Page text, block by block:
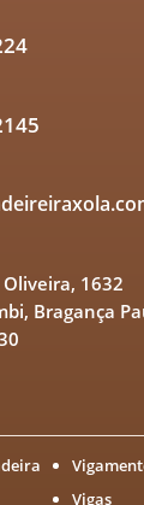
1632
Bragança
Vigas